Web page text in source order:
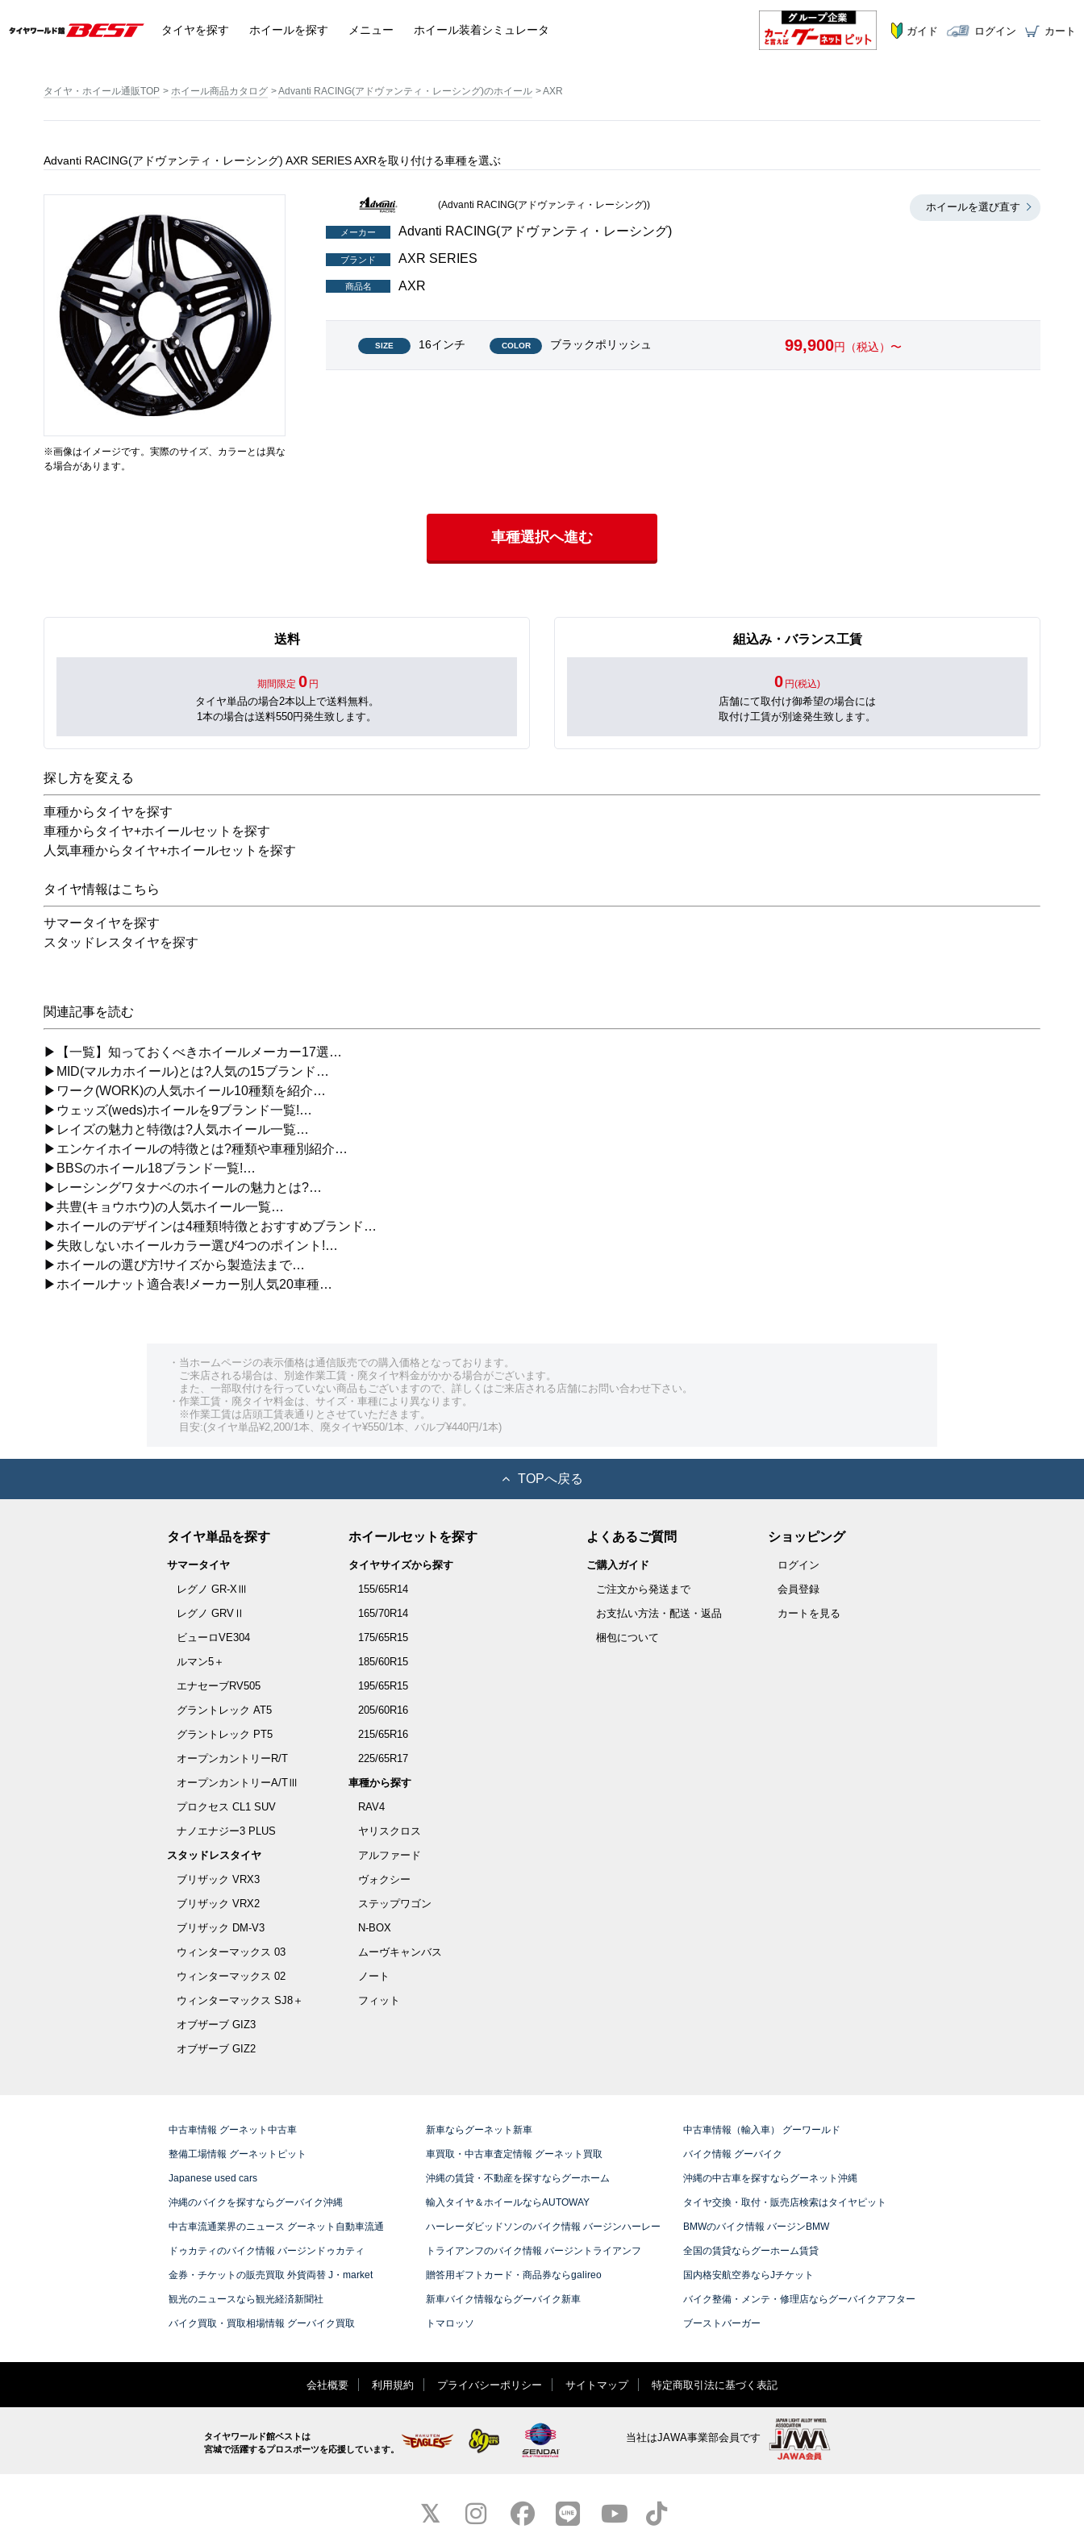
タイヤを探す ホイールを探す メニュー ホイール装着シミュレータ ガイド ログイン カート
タイヤ・ホイール通販TOP ホイール商品カタログ Advanti RACING(アドヴァンティ・レーシング)のホイール AXR
Advanti RACING(アドヴァンティ・レーシング) AXR SERIES AXRを取り付ける車種を選ぶ
※画像はイメージです。実際のサイズ、カラーとは異な
る場合があります。
ホイールを選び直す
(Advanti RACING(アドヴァンティ・レーシング))
メーカー Advanti RACING(アドヴァンティ・レーシング)
ブランド AXR SERIES
商品名 AXR
SIZE 16インチ COLOR ブラックポリッシュ 99,900円（税込）〜
車種選択へ進む
送料
期間限定 0 円
タイヤ単品の場合2本以上で送料無料。
1本の場合は送料550円発生致します。
組込み・バランス工賃
0 円(税込)
店舗にて取付け御希望の場合には
取付け工賃が別途発生致します。
探し方を変える
車種からタイヤを探す
車種からタイヤ+ホイールセットを探す
人気車種からタイヤ+ホイールセットを探す
タイヤ情報はこちら
サマータイヤを探す
スタッドレスタイヤを探す
関連記事を読む
▶【一覧】知っておくべきホイールメーカー17選…
▶MID(マルカホイール)とは?人気の15ブランド…
▶ワーク(WORK)の人気ホイール10種類を紹介…
▶ウェッズ(weds)ホイールを9ブランド一覧!…
▶レイズの魅力と特徴は?人気ホイール一覧…
▶エンケイホイールの特徴とは?種類や車種別紹介…
▶BBSのホイール18ブランド一覧!…
▶レーシングワタナベのホイールの魅力とは?…
▶共豊(キョウホウ)の人気ホイール一覧…
▶ホイールのデザインは4種類!特徴とおすすめブランド…
▶失敗しないホイールカラー選び4つのポイント!…
▶ホイールの選び方!サイズから製造法まで…
▶ホイールナット適合表!メーカー別人気20車種…
・当ホームページの表示価格は通信販売での購入価格となっております。
ご来店される場合は、別途作業工賃・廃タイヤ料金がかかる場合がございます。
また、一部取付けを行っていない商品もございますので、詳しくはご来店される店舗にお問い合わせ下さい。
・作業工賃・廃タイヤ料金は、サイズ・車種により異なります。
※作業工賃は店頭工賃表通りとさせていただきます。
目安:(タイヤ単品¥2,200/1本、廃タイヤ¥550/1本、バルブ¥440円/1本)
TOPへ戻る
タイヤ単品を探す
サマータイヤ
レグノ GR-XⅢ
レグノ GRVⅡ
ビューロVE304
ルマン5＋
エナセーブRV505
グラントレック AT5
グラントレック PT5
オープンカントリーR/T
オープンカントリーA/TⅢ
プロクセス CL1 SUV
ナノエナジー3 PLUS
スタッドレスタイヤ
ブリザック VRX3
ブリザック VRX2
ブリザック DM-V3
ウィンターマックス 03
ウィンターマックス 02
ウィンターマックス SJ8＋
オブザーブ GIZ3
オブザーブ GIZ2
ホイールセットを探す
タイヤサイズから探す
155/65R14
165/70R14
175/65R15
185/60R15
195/65R15
205/60R16
215/65R16
225/65R17
車種から探す
RAV4
ヤリスクロス
アルファード
ヴォクシー
ステップワゴン
N-BOX
ムーヴキャンバス
ノート
フィット
よくあるご質問
ご購入ガイド
ご注文から発送まで
お支払い方法・配送・返品
梱包について
ショッピング
ログイン
会員登録
カートを見る
中古車情報 グーネット中古車 新車ならグーネット新車 中古車情報（輸入車） グーワールド
整備工場情報 グーネットピット 車買取・中古車査定情報 グーネット買取 バイク情報 グーバイク
Japanese used cars 沖縄の賃貸・不動産を探すならグーホーム 沖縄の中古車を探すならグーネット沖縄
沖縄のバイクを探すならグーバイク沖縄 輸入タイヤ＆ホイールならAUTOWAY タイヤ交換・取付・販売店検索はタイヤピット
中古車流通業界のニュース グーネット自動車流通 ハーレーダビッドソンのバイク情報 バージンハーレー BMWのバイク情報 バージンBMW
ドゥカティのバイク情報 バージンドゥカティ トライアンフのバイク情報 バージントライアンフ 全国の賃貸ならグーホーム賃貸
金券・チケットの販売買取 外貨両替 J・market 贈答用ギフトカード・商品券ならgalireo 国内格安航空券ならJチケット
観光のニュースなら観光経済新聞社 新車バイク情報ならグーバイク新車 バイク整備・メンテ・修理店ならグーバイクアフター
バイク買取・買取相場情報 グーバイク買取 トマロッソ ブーストバーガー
会社概要 利用規約 プライバシーポリシー サイトマップ 特定商取引法に基づく表記
タイヤワールド館ベストは
宮城で活躍するプロスポーツを応援しています。
当社はJAWA事業部会員です